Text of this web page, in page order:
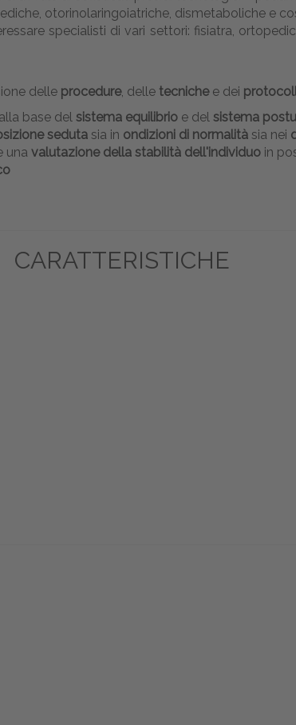
otorinolaringoiatriche, dismetaboliche e
specialisti di vari settori: fisiatra,
delle procedure, delle tecnichee dei
alla base del sistema equilibrio e del sistema
seduta sia in ondizioni di normalità sia nei
una valutazione della stabilità dell'individuo in
CARATTERISTICHE